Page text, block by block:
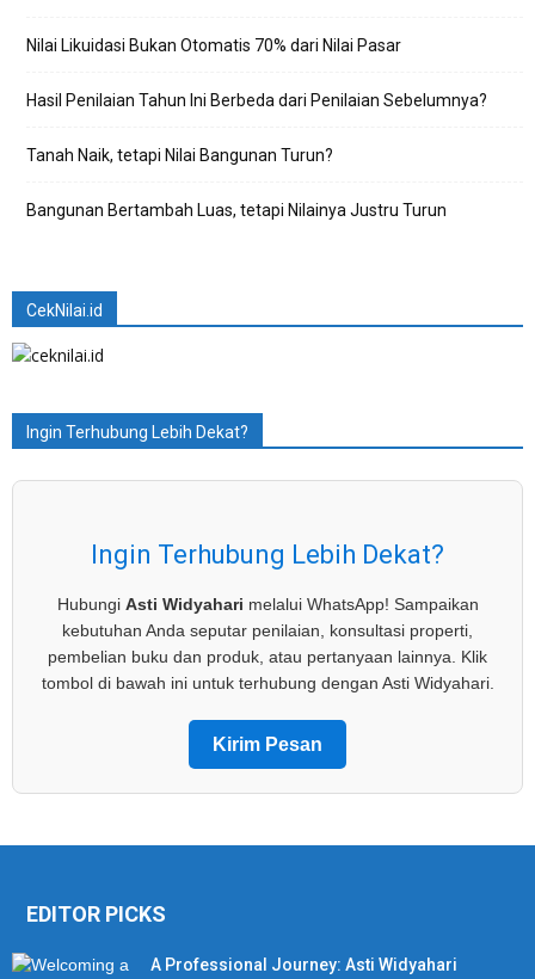
Nilai Likuidasi Bukan Otomatis 70% dari Nilai Pasar
Hasil Penilaian Tahun Ini Berbeda dari Penilaian Sebelumnya?
Tanah Naik, tetapi Nilai Bangunan Turun?
Bangunan Bertambah Luas, tetapi Nilainya Justru Turun
CekNilai.id
Ingin Terhubung Lebih Dekat?
Ingin Terhubung Lebih Dekat?
Hubungi Asti Widyahari melalui WhatsApp! Sampaikan
kebutuhan Anda seputar penilaian, konsultasi properti,
pembelian buku dan produk, atau pertanyaan lainnya. Klik
tombol di bawah ini untuk terhubung dengan Asti Widyahari.
Kirim Pesan
EDITOR PICKS
A Professional Journey: Asti Widyahari